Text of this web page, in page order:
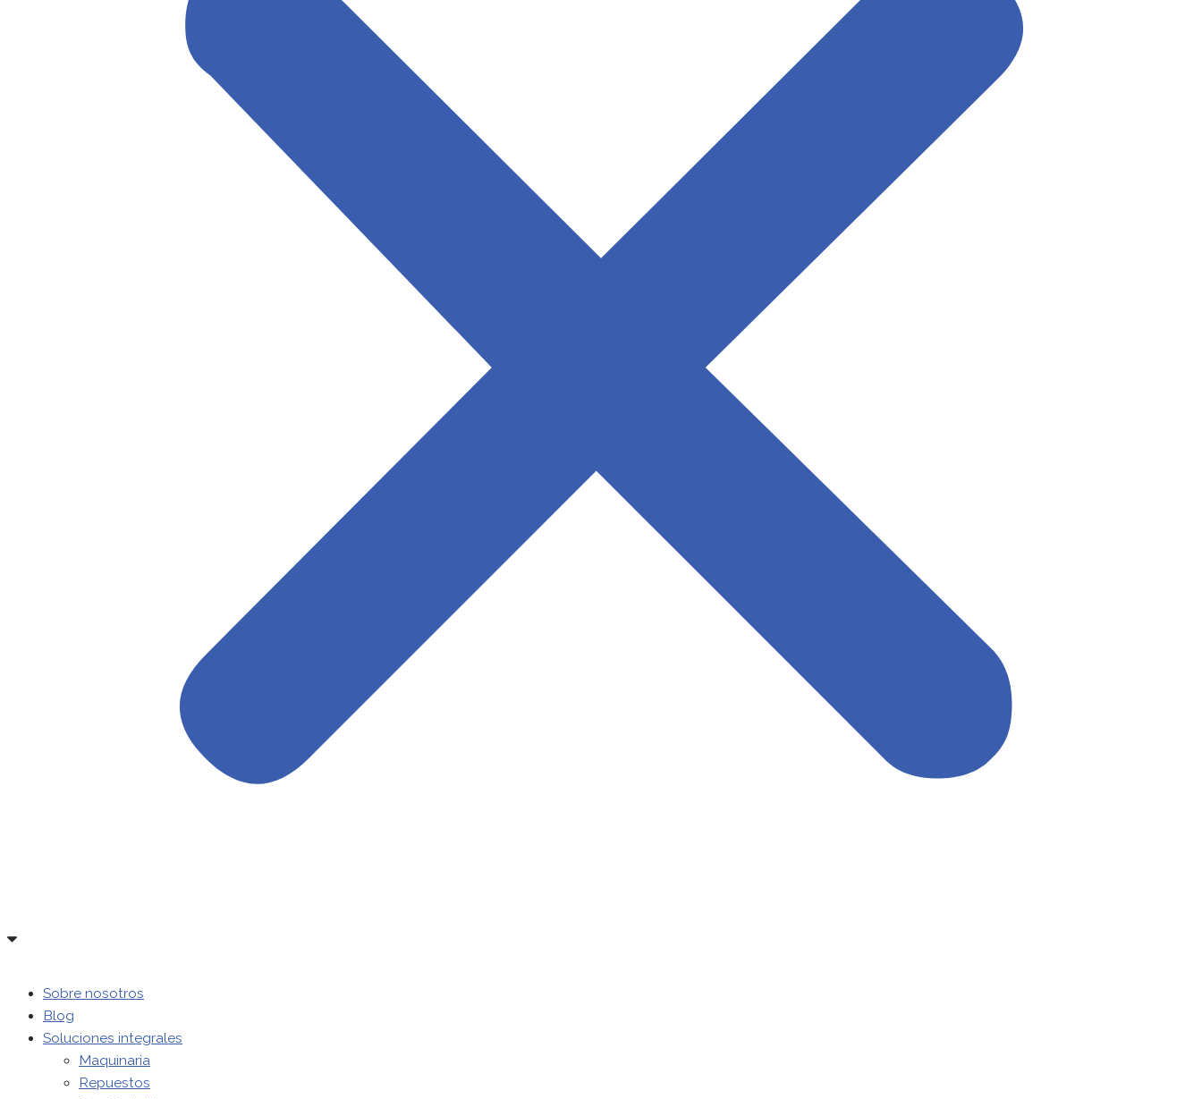
Sobre nosotros
Blog
Soluciones integrales
Maquinaria
Repuestos